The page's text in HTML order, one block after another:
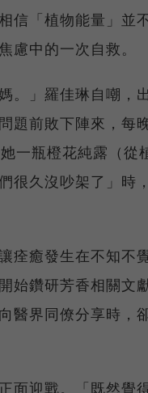
信「植物能量」並
慮中的一次自救。
。」羅佳琳自嘲
題前敗下陣來，每
一瓶橙花純露（
很久沒吵架了」時
痊癒發生在不知
始鑽研芳香相關文
醫界同僚分享時，
面迎戰。「既然覺